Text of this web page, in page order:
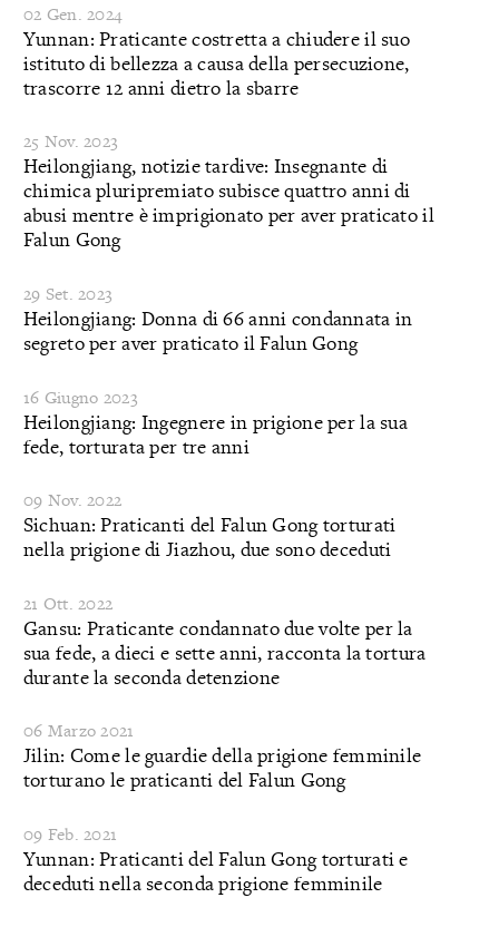
02 Gen. 2024
Yunnan: Praticante costretta a chiudere il suo
istituto di bellezza a causa della persecuzione,
trascorre 12 anni dietro la sbarre
25 Nov. 2023
Heilongjiang, notizie tardive: Insegnante di
chimica pluripremiato subisce quattro anni di
abusi mentre è imprigionato per aver praticato il
Falun Gong
29 Set. 2023
Heilongjiang: Donna di 66 anni condannata in
segreto per aver praticato il Falun Gong
16 Giugno 2023
Heilongjiang: Ingegnere in prigione per la sua
fede, torturata per tre anni
09 Nov. 2022
Sichuan: Praticanti del Falun Gong torturati
nella prigione di Jiazhou, due sono deceduti
21 Ott. 2022
Gansu: Praticante condannato due volte per la
sua fede, a dieci e sette anni, racconta la tortura
durante la seconda detenzione
06 Marzo 2021
Jilin: Come le guardie della prigione femminile
torturano le praticanti del Falun Gong
09 Feb. 2021
Yunnan: Praticanti del Falun Gong torturati e
deceduti nella seconda prigione femminile